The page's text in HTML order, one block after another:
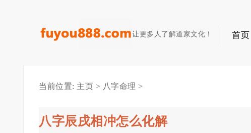
让更多人了解道家文化！ 首页
当前位置: 主页 > 八字命理 >
八字辰戌相冲怎么化解